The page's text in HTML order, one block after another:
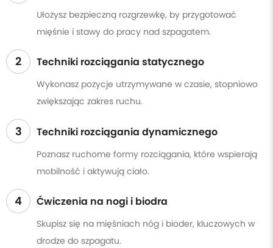
Ułożysz bezpieczną rozgrzewkę, by przygotować
mięśnie i stawy do pracy nad szpagatem.
2 Techniki rozciągania statycznego
Wykonasz pozycje utrzymywane w czasie, stopniowo
zwiększając zakres ruchu.
3 Techniki rozciągania dynamicznego
Poznasz ruchome formy rozciągania, które wspierają
mobilność i aktywują ciało.
4 Ćwiczenia na nogi i biodra
Skupisz się na mięśniach nóg i bioder, kluczowych w
drodze do szpagatu.